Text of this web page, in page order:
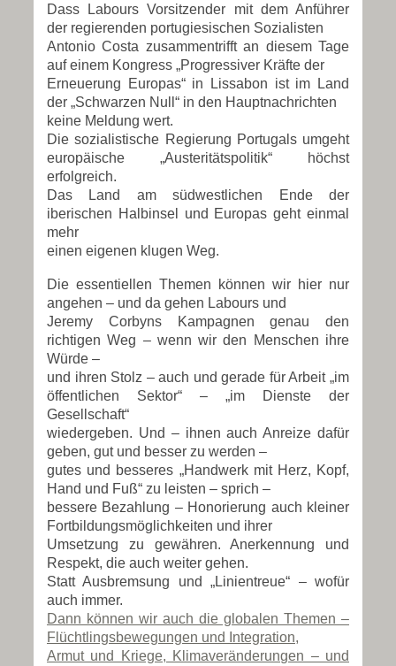
Dass Labours Vorsitzender mit dem Anführer
der regierenden portugiesischen Sozialisten
Antonio Costa zusammentrifft an diesem Tage
auf einem Kongress „Progressiver Kräfte der
Erneuerung Europas“ in Lissabon ist im Land
der „Schwarzen Null“ in den Hauptnachrichten
keine Meldung wert.
Die sozialistische Regierung Portugals umgeht
europäische „Austeritätspolitik“ höchst
erfolgreich.
Das Land am südwestlichen Ende der
iberischen Halbinsel und Europas geht einmal
mehr
einen eigenen klugen Weg.
Die essentiellen Themen können wir hier nur
angehen – und da gehen Labours und
Jeremy Corbyns Kampagnen genau den
richtigen Weg – wenn wir den Menschen ihre
Würde –
und ihren Stolz – auch und gerade für Arbeit „im
öffentlichen Sektor“ – „im Dienste der
Gesellschaft“
wiedergeben. Und – ihnen auch Anreize dafür
geben, gut und besser zu werden –
gutes und besseres „Handwerk mit Herz, Kopf,
Hand und Fuß“ zu leisten – sprich –
bessere Bezahlung – Honorierung auch kleiner
Fortbildungsmöglichkeiten und ihrer
Umsetzung zu gewähren. Anerkennung und
Respekt, die auch weiter gehen.
Statt Ausbremsung und „Linientreue“ – wofür
auch immer.
Dann können wir auch die globalen Themen –
Flüchtlingsbewegungen und Integration,
Armut und Kriege, Klimaveränderungen – und